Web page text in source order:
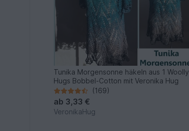
Tunika Morgensonne häkeln aus 1 Woolly
Hugs Bobbel-Cotton mit Veronika Hug
(169)
ab 3,33 €
VeronikaHug